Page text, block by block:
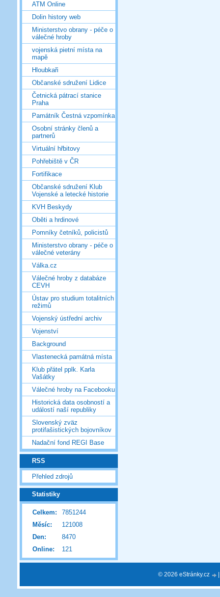
ATM Online
Dolin history web
Ministerstvo obrany - péče o
válečné hroby
vojenská pietní místa na
mapě
Hloubkaři
Občanské sdružení Lidice
Četnická pátrací stanice
Praha
Památník Čestná vzpomínka
Osobní stránky členů a
partnerů
Virtuální hřbitovy
Pohřebiště v ČR
Fortifikace
Občanské sdružení Klub
Vojenské a letecké historie
KVH Beskydy
Oběti a hrdinové
Pomníky četníků, policistů
Ministerstvo obrany - péče o
válečné veterány
Válka.cz
Válečné hroby z databáze
CEVH
Ústav pro studium totalitních
režimů
Vojenský ústřední archiv
Vojenství
Background
Vlastenecká památná místa
Klub přátel pplk. Karla
Vašátky
Válečné hroby na Facebooku
Historická data osobností a
událostí naší republiky
Slovenský zväz
protifašistických bojovníkov
Nadační fond REGI Base
RSS
Přehled zdrojů
Statistiky
Online: 121
Celkem:
7851244
Měsíc:
121008
Den:
8470
© 2026 eStránky.cz